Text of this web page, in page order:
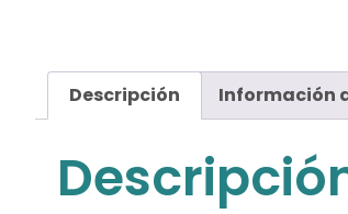
Descripción Información